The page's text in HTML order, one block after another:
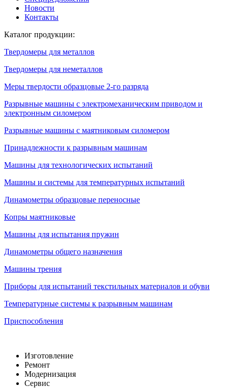
Новости
Контакты
Каталог продукции:
Твердомеры для металлов
Твердомеры для неметаллов
Меры твердости образцовые 2-го разряда
Разрывные машины с электромеханическим приводом и
электронным силомером
Разрывные машины с маятниковым силомером
Принадлежности к разрывным машинам
Машины для технологических испытаний
Машины и системы для температурных испытаний
Динамометры образцовые переносные
Копры маятниковые
Машины для испытания пружин
Динамометры общего назначения
Машины трения
Приборы для испытаний текстильных материалов и обуви
Температурные системы к разрывным машинам
Приспособления
Изготовление
Ремонт
Модернизация
Сервис